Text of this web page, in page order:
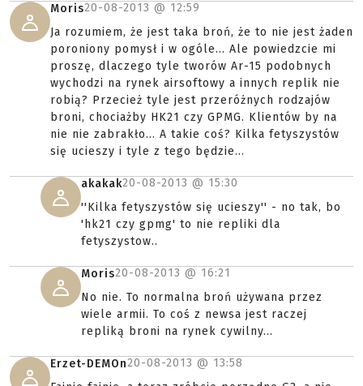
Moris20-08-2013 @ 12:59
Ja rozumiem, że jest taka broń, że to nie jest żaden
poroniony pomysł i w ogóle... Ale powiedzcie mi
proszę, dlaczego tyle tworów Ar-15 podobnych
wychodzi na rynek airsoftowy a innych replik nie
robią? Przecież tyle jest przeróżnych rodzajów
broni, chociażby HK21 czy GPMG. Klientów by na
nie nie zabrakło... A takie coś? Kilka fetyszystów
się ucieszy i tyle z tego będzie...
akakak20-08-2013 @ 15:30
''Kilka fetyszystów się ucieszy'' - no tak, bo
'hk21 czy gpmg' to nie repliki dla
fetyszystow..
Moris20-08-2013 @ 16:21
No nie. To normalna broń używana przez
wiele armii. To coś z newsa jest raczej
repliką broni na rynek cywilny...
Erzet-DEMOn20-08-2013 @ 13:58